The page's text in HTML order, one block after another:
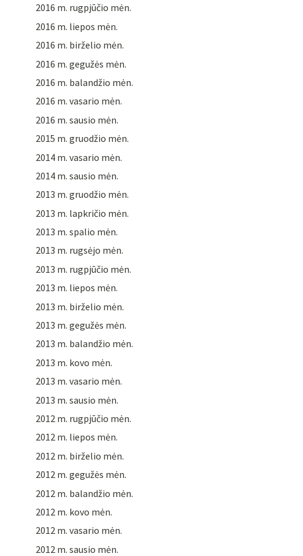
2016 m. rugpjūčio mėn.
2016 m. liepos mėn.
2016 m. birželio mėn.
2016 m. gegužės mėn.
2016 m. balandžio mėn.
2016 m. vasario mėn.
2016 m. sausio mėn.
2015 m. gruodžio mėn.
2014 m. vasario mėn.
2014 m. sausio mėn.
2013 m. gruodžio mėn.
2013 m. lapkričio mėn.
2013 m. spalio mėn.
2013 m. rugsėjo mėn.
2013 m. rugpjūčio mėn.
2013 m. liepos mėn.
2013 m. birželio mėn.
2013 m. gegužės mėn.
2013 m. balandžio mėn.
2013 m. kovo mėn.
2013 m. vasario mėn.
2013 m. sausio mėn.
2012 m. rugpjūčio mėn.
2012 m. liepos mėn.
2012 m. birželio mėn.
2012 m. gegužės mėn.
2012 m. balandžio mėn.
2012 m. kovo mėn.
2012 m. vasario mėn.
2012 m. sausio mėn.